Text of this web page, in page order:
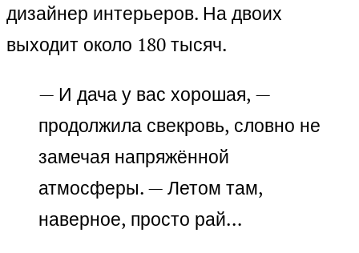
дизайнер интерьеров. На двоих
выходит около 180 тысяч.
— И дача у вас хорошая, —
продолжила свекровь, словно не
замечая напряжённой
атмосферы. — Летом там,
наверное, просто рай…